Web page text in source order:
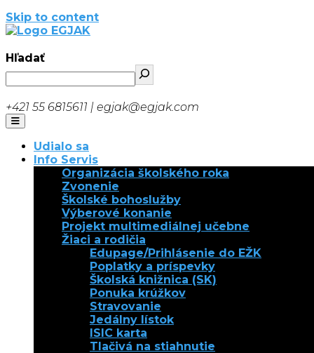
Skip to content
EGJAK
Hľadať
+421 55 6815611 | egjak@egjak.com
Udialo sa
Info Servis
Organizácia školského roka
Zvonenie
Školské bohoslužby
Výberové konanie
Projekt multimediálnej učebne
Žiaci a rodičia
Edupage/Prihlásenie do EŽK
Poplatky a príspevky
Školská knižnica (SK)
Ponuka krúžkov
Stravovanie
Jedálny lístok
ISIC karta
Tlačivá na stiahnutie